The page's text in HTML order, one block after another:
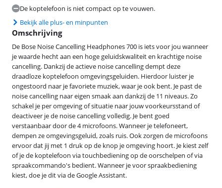
De koptelefoon is niet compact op te vouwen.
Bekijk alle plus- en minpunten
Omschrijving
De Bose Noise Cancelling Headphones 700 is iets voor jou wanneer
je waarde hecht aan een hoge geluidskwaliteit en krachtige noise
cancelling. Dankzij de actieve noise cancelling dempt deze
draadloze koptelefoon omgevingsgeluiden. Hierdoor luister je
ongestoord naar je favoriete muziek, waar je ook bent. Je past de
noise cancelling naar eigen smaak aan dankzij de 11 niveaus. Zo
schakel je per omgeving of situatie naar jouw voorkeursstand of
deactiveer je de noise cancelling volledig. Je bent goed
verstaanbaar door de 4 microfoons. Wanneer je telefoneert,
dempen ze omgevingsgeluid, zoals ruis. Ook zorgen de microfoons
ervoor dat jij met 1 druk op de knop je omgeving hoort. Je kiest zelf
of je de koptelefoon via touchbediening op de oorschelpen of via
spraakcommando's bedient. Wanneer je voor spraakbediening
kiest, doe je dit via de Google Assistant.